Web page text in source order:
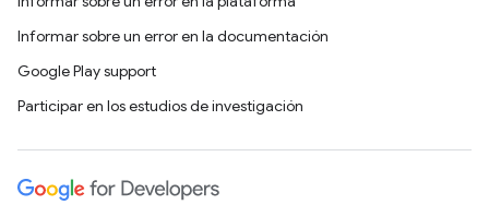
Informar sobre un error en la documentación
Google Play support
Participar en los estudios de investigación